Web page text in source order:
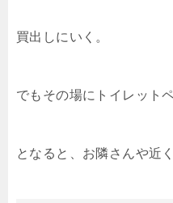
買出しにいく。
でもその場にトイレット
となると、お隣さんや近